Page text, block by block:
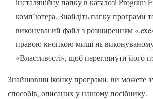
інсталяційну папку в каталозі Program
комп’ютера. Знайдіть папку програми
виконуваний файл з розширенням
правою кнопкою миші на виконуваному
«Властивості», щоб переглянути його
Знайшовши іконку програми, ви можете
способів, описаних у нашому посібнику.